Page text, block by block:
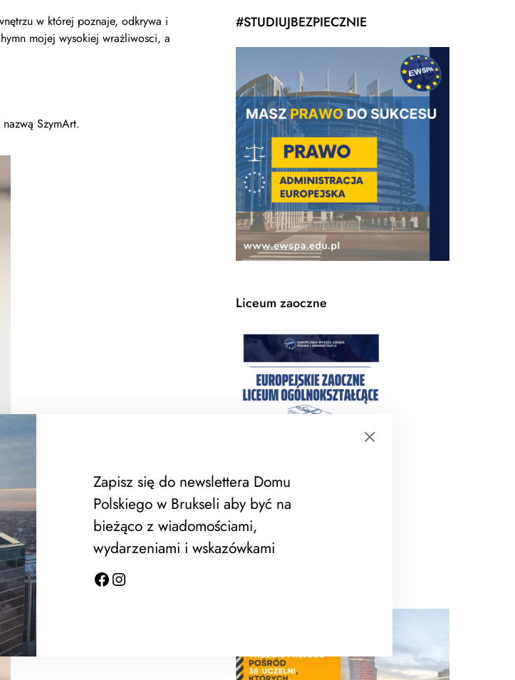
w której poznaje, odkrywa i
mojej wysokiej wrażliwosci, a
SzymArt.
#STUDIUJBEZPIECZNIE
Liceum zaoczne
Zapisz się do newslettera Domu
Polskiego w Brukseli aby być na
bieżąco z wiadomościami,
wydarzeniami i wskazówkami